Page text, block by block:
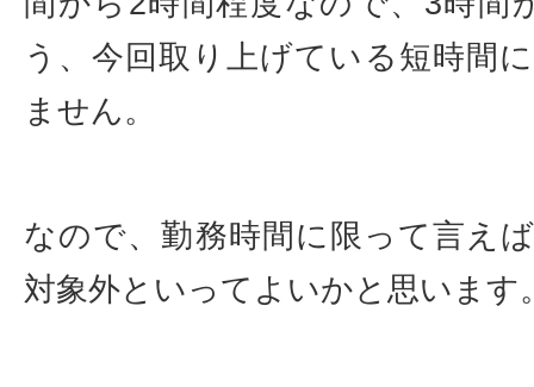
う、今回取り上げている短時間
ません。
なので、勤務時間に限って言え
対象外といってよいかと思います